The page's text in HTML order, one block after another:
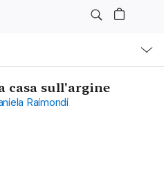
casa sull'argine
Raimondi